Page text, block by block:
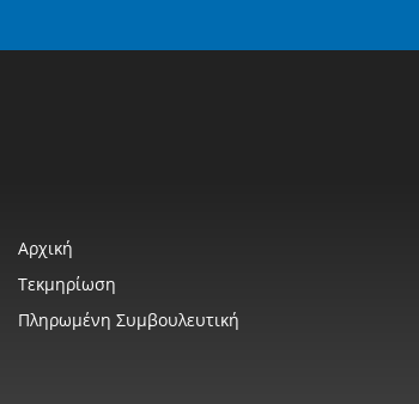
Αρχική
Τεκμηρίωση
Πληρωμένη Συμβουλευτική